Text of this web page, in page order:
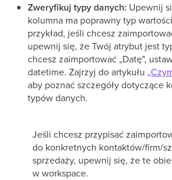
Zweryfikuj typy danych: Upewnij
kolumna ma poprawny typ
przykład, jeśli chcesz
upewnij się, że Twój atrybut jest
chcesz zaimportować „Datę",
datetime. Zajrzyj do artykułu
aby poznać szczegóły dotyczące
typów danych.
Jeśli chcesz przypisać
do konkretnych kontaktów/firm/
sprzedaży, upewnij się, że te
w workspace.